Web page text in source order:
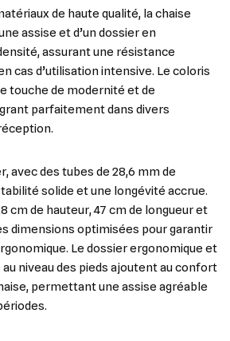
de haute qualité, la chaise
assise et d’un dossier en
assurant une résistance
cas d’utilisation intensive. Le coloris
touche de modernité et de
parfaitement dans divers
avec des tubes de 28,6 mm de
solide et une longévité accrue.
cm de hauteur, 47 cm de longueur et
dimensions optimisées pour garantir
Le dossier ergonomique et
niveau des pieds ajoutent au confort
permettant une assise agréable